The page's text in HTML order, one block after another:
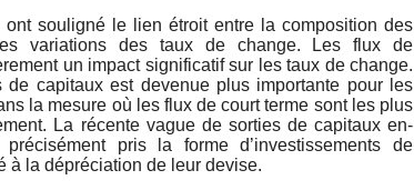
ont souligné le lien étroit entre la composition des
variations des taux de change. Les flux de
un impact significatif sur les taux de change.
de capitaux est devenue plus importante pour les
la mesure où les flux de court terme sont les plus
La récente vague de sorties de capitaux en-
pris la forme d’investissements de
à la dépréciation de leur devise.